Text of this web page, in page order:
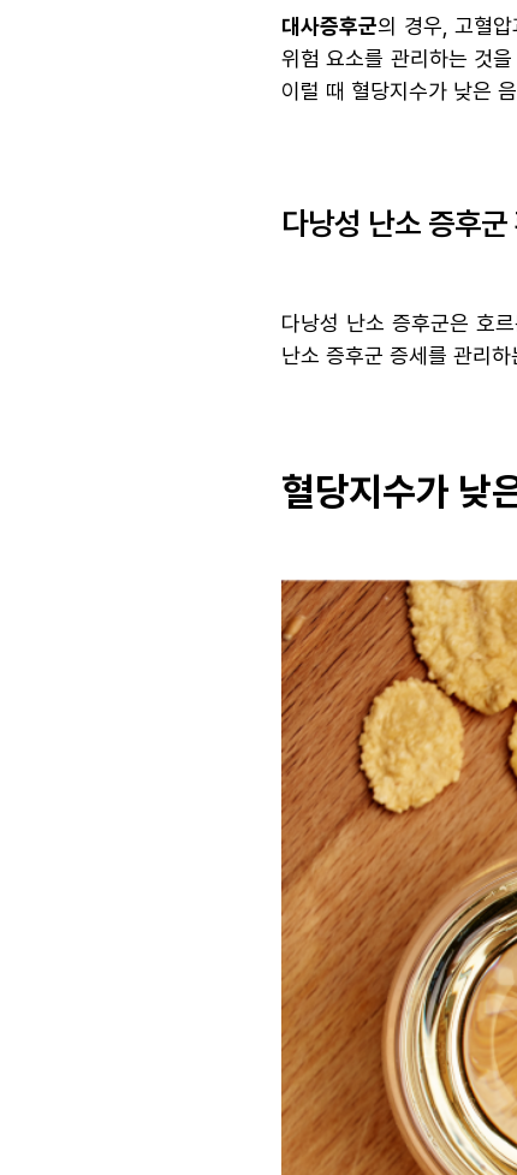
대사증후군의 경우, 고혈
위험 요소를 관리하는 것
이럴 때 혈당지수가 낮은
다낭성 난소 증후군
다낭성 난소 증후군은 호
난소 증후군 증세를 관리
혈당지수가 낮